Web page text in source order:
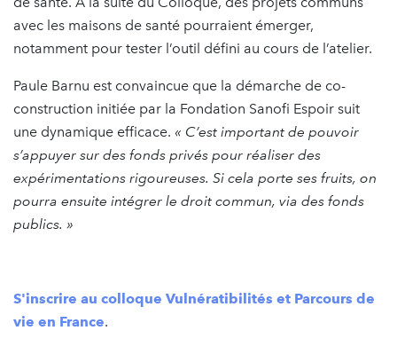
avec les maisons de santé pourraient émerger,
notamment pour tester l’outil défini au cours de l’atelier.
Paule Barnu est convaincue que la démarche de co-
construction initiée par la Fondation Sanofi Espoir suit
une dynamique efficace. « C’est important de pouvoir
s’appuyer sur des fonds privés pour réaliser des
expérimentations rigoureuses. Si cela porte ses fruits, on
pourra ensuite intégrer le droit commun, via des fonds
publics. »
S'inscrire au colloque Vulnératibilités et Parcours de
vie en France.